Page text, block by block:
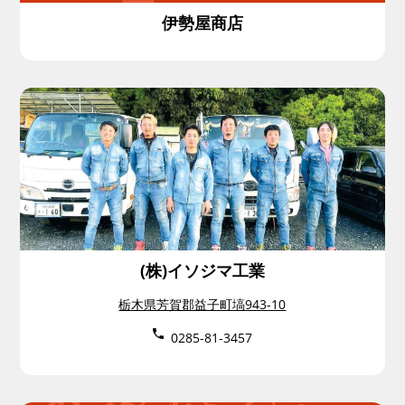
伊勢屋商店
(株)イソジマ工業
栃木県芳賀郡益子町塙943-10
0285-81-3457